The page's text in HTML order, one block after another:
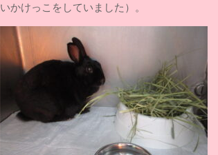
いかけっこをしていました）。